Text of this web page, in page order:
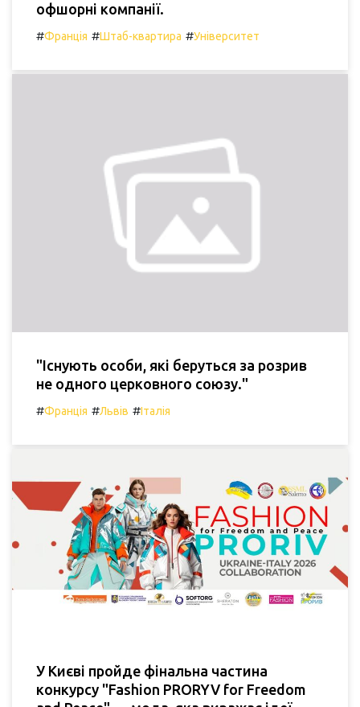
офшорні компанії.
#Франція #Штаб-квартира #Університет
"Існують особи, які беруться за розрив
не одного церковного союзу."
#Франція #Львів #Італія
У Києві пройде фінальна частина
конкурсу "Fashion PRORYV for Freedom